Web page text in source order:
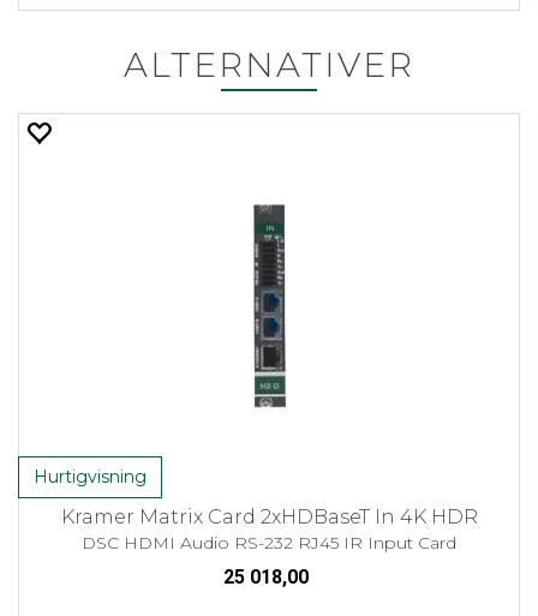
ALTERNATIVER
Hurtigvisning
Kramer Matrix Card 2xHDBaseT In 4K HDR
DSC HDMI Audio RS-232 RJ45 IR Input Card
25 018,00